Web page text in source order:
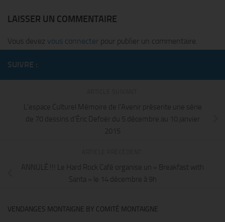
LAISSER UN COMMENTAIRE
Vous devez vous connecter pour publier un commentaire.
SUIVRE :
L’espace Culturel Mémoire de l’Avenir présente une série
de 70 dessins d’Éric Defoër du 5 décembre au 10 janvier
2015
ANNULÉ !!! Le Hard Rock Café organise un « Breakfast with
Santa » le 14 décembre à 9h
VENDANGES MONTAIGNE BY COMITÉ MONTAIGNE